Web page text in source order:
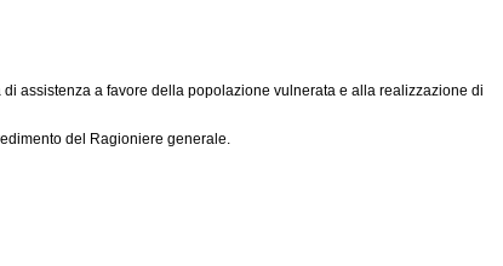
assistenza a favore della popolazione vulnerata e alla realizzazione di
del Ragioniere generale.